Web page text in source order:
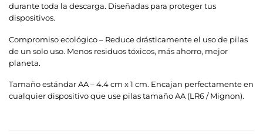
durante toda la descarga. Diseñadas para proteger tus
dispositivos.
Compromiso ecológico – Reduce drásticamente el uso de pilas
de un solo uso. Menos residuos tóxicos, más ahorro, mejor
planeta.
Tamaño estándar AA – 4.4 cm x 1 cm. Encajan perfectamente en
cualquier dispositivo que use pilas tamaño AA (LR6 / Mignon).